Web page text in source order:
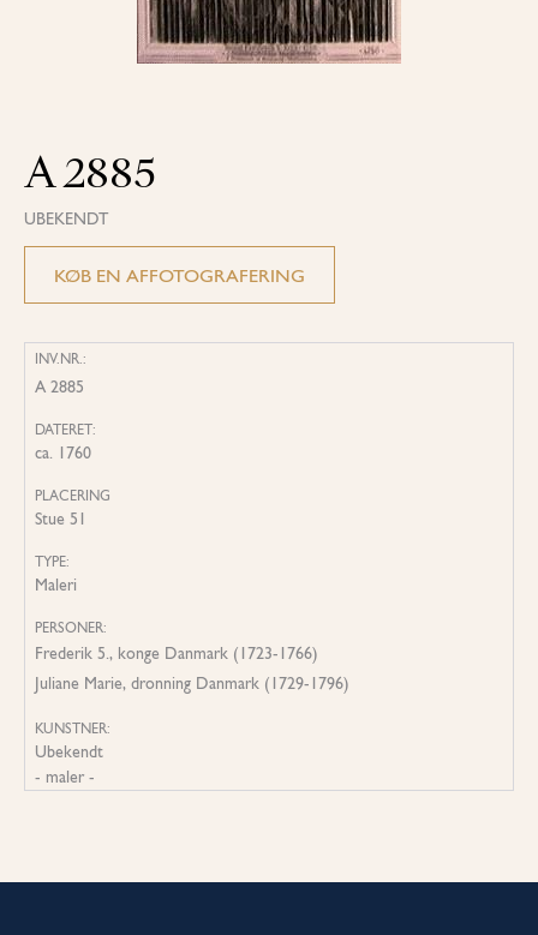
A 2885
UBEKENDT
KØB EN AFFOTOGRAFERING
INV.NR.:
A 2885
DATERET:
ca. 1760
PLACERING
Stue 51
TYPE:
Maleri
PERSONER:
Frederik 5., konge Danmark (1723-1766)
Juliane Marie, dronning Danmark (1729-1796)
KUNSTNER:
Ubekendt
- maler -